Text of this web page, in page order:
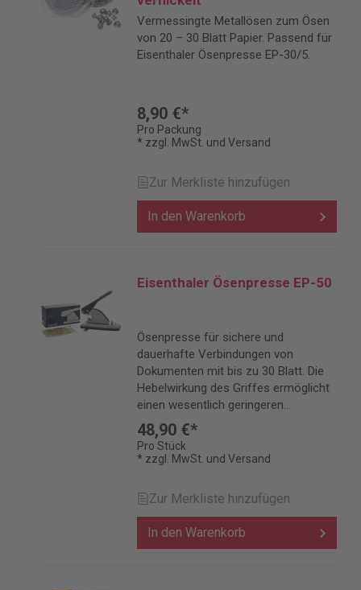
Vermessingte Metallösen zum Ösen
von 20 – 30 Blatt Papier. Passend für
Eisenthaler Ösenpresse EP-30/5.
8,90 €*
Pro Packung
* zzgl. MwSt. und Versand
Zur Merkliste hinzufügen
In den Warenkorb
Eisenthaler Ösenpresse EP-50
Ösenpresse für sichere und
dauerhafte Verbindungen von
Dokumenten mit bis zu 30 Blatt. Die
Hebelwirkung des Griffes ermöglicht
einen wesentlich geringeren
Kraftaufwand als bei der Verwendung
von Öszangen. Inkl. 250 Ösen.
48,90 €*
Pro Stück
* zzgl. MwSt. und Versand
Zur Merkliste hinzufügen
In den Warenkorb